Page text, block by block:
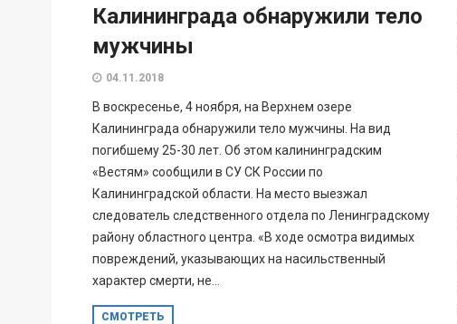
Калининграда обнаружили тело
мужчины
04.11.2018
В воскресенье, 4 ноября, на Верхнем озере
Калининграда обнаружили тело мужчины. На вид
погибшему 25-30 лет. Об этом калининградским
«Вестям» сообщили в СУ СК России по
Калининградской области. На место выезжал
следователь следственного отдела по Ленинградскому
району областного центра. «В ходе осмотра видимых
повреждений, указывающих на насильственный
характер смерти, не...
СМОТРЕТЬ